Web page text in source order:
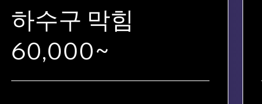
하수구 막힘
60,000~